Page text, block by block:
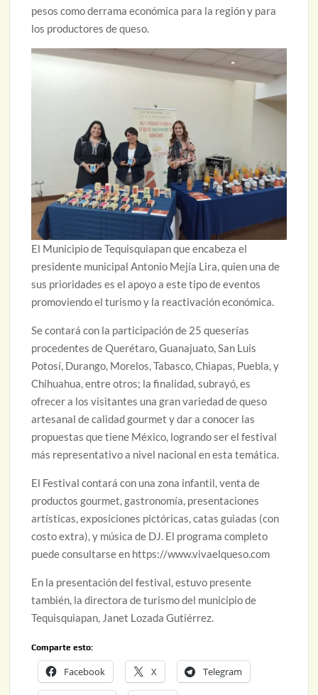
pesos como derrama económica para la región y para
los productores de queso.
El Municipio de Tequisquiapan que encabeza el
presidente municipal Antonio Mejía Lira, quien una de
sus prioridades es el apoyo a este tipo de eventos
promoviendo el turismo y la reactivación económica.
Se contará con la participación de 25 queserías
procedentes de Querétaro, Guanajuato, San Luis
Potosí, Durango, Morelos, Tabasco, Chiapas, Puebla, y
Chihuahua, entre otros; la finalidad, subrayó, es
ofrecer a los visitantes una gran variedad de queso
artesanal de calidad gourmet y dar a conocer las
propuestas que tiene México, logrando ser el festival
más representativo a nivel nacional en esta temática.
El Festival contará con una zona infantil, venta de
productos gourmet, gastronomía, presentaciones
artísticas, exposiciones pictóricas, catas guiadas (con
costo extra), y música de DJ. El programa completo
puede consultarse en https://www.vivaelqueso.com
En la presentación del festival, estuvo presente
también, la directora de turismo del municipio de
Tequisquiapan, Janet Lozada Gutiérrez.
Comparte esto:
Facebook X Telegram